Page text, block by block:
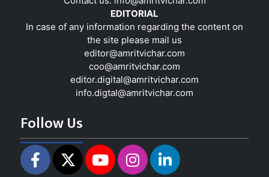
EDITORIAL
In case of any information regarding the content on
the site please mail us
editor@amritvichar.com
coo@amritvichar.com
editor.digital@amritvichar.com
info.digtal@amritvichar.com
Follow Us